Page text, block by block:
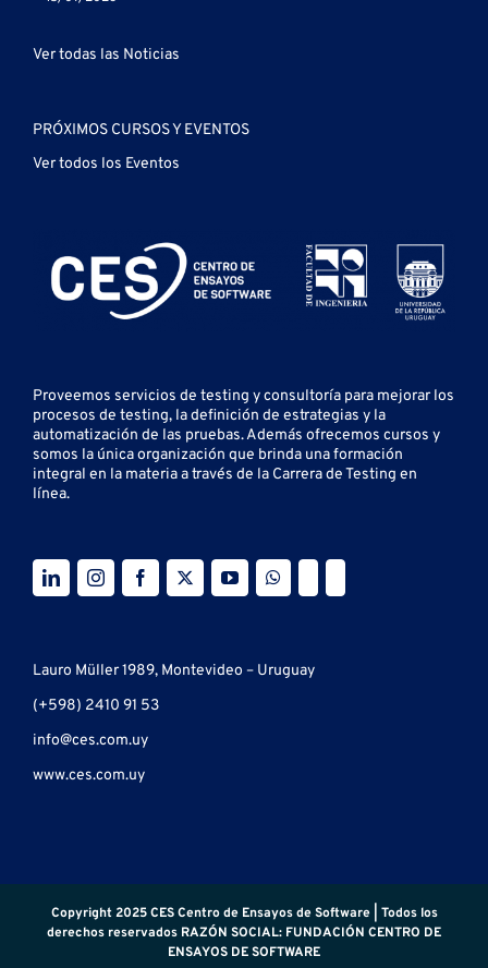
Ver todas las Noticias
PRÓXIMOS CURSOS Y EVENTOS
Ver todos los Eventos
Proveemos servicios de testing yconsultoría para mejorar los
procesos de testing, la definición de estrategias y la
automatización de las pruebas.Además ofrecemos cursos y
somos la única organización que brinda una formación
integral en la materia a través de la Carrera de Testing en
línea.
Lauro Müller 1989, Montevideo – Uruguay
(+598) 2410 91 53
info@ces.com.uy
www.ces.com.uy
Copyright 2025 CES Centro de Ensayos de Software | Todos los
derechos reservados RAZÓN SOCIAL: FUNDACIÓN CENTRO DE
ENSAYOS DE SOFTWARE